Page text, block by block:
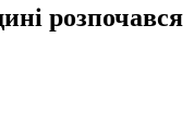
розпочався